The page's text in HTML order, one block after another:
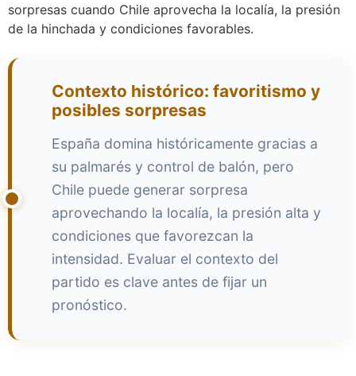
sorpresas cuando Chile aprovecha la localía, la presión
de la hinchada y condiciones favorables.
Contexto histórico: favoritismo y
posibles sorpresas
España domina históricamente gracias a
su palmarés y control de balón, pero
Chile puede generar sorpresa
aprovechando la localía, la presión alta y
condiciones que favorezcan la
intensidad. Evaluar el contexto del
partido es clave antes de fijar un
pronóstico.